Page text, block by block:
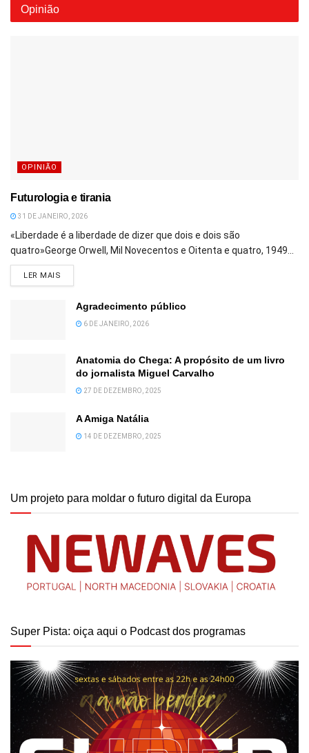
Opinião
OPINIÃO
Futurologia e tirania
31 DE JANEIRO, 2026
«Liberdade é a liberdade de dizer que dois e dois são
quatro»George Orwell, Mil Novecentos e Oitenta e quatro, 1949...
LER MAIS
Agradecimento público
6 DE JANEIRO, 2026
Anatomia do Chega: A propósito de um livro
do jornalista Miguel Carvalho
27 DE DEZEMBRO, 2025
A Amiga Natália
14 DE DEZEMBRO, 2025
Um projeto para moldar o futuro digital da Europa
Super Pista: oiça aqui o Podcast dos programas